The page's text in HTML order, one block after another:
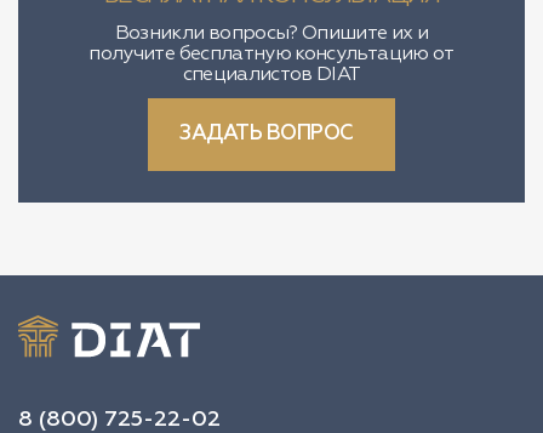
Возникли вопросы? Опишите их и
получите бесплатную консультацию от
специалистов DIAT
ЗАДАТЬ ВОПРОС
8 (800) 725-22-02